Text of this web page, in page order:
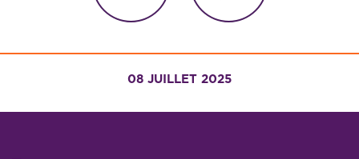
08 JUILLET 2025